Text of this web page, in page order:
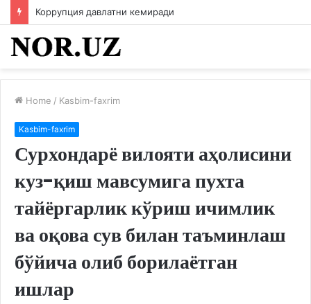
Коррупция давлатни кемиради
Home / Kasbim-faxrim
Kasbim-faxrim
Сурхондарё вилояти аҳолисини
куз-қиш мавсумига пухта
тайёргарлик кўриш ичимлик
ва оқова сув билан таъминлаш
бўйича олиб борилаётган
ишлар